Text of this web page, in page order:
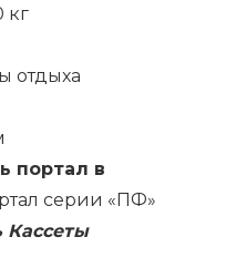
кг
отдыха
портал в
серии «ПФ»
Кассеты